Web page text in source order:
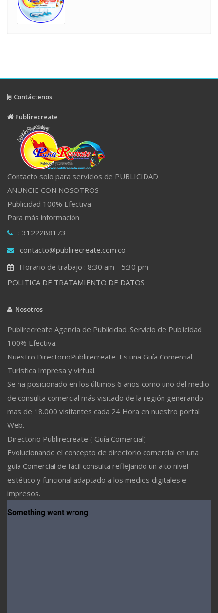
Contáctenos
Publirecreate
Contacto solo para servicios de PUBLICIDAD
ANUNCIE CON NOSOTROS
Publicidad 100% Efectiva
Para más información
: 3122288173
contacto@publirecreate.com.co
Horario de trabajo : 8:30 am - 5:30 pm
POLITICA DE TRATAMIENTO DE DATOS
Nosotros
Publirecreate Agencia de Publicidad .Servicio de Publicidad
100% Efectiva.
Nuestro DirectorioPublirecreate. Es una Guía Comercial -
Turistica Impresa y virtual.
Se ha posicionado en los últimos 6 años como uno del medio
de consulta comercial más visitado de la región generando
mas de 18.000 visitantes cada 24 Hora en nuestro portal
Web.
Directorio Publirecreate ( Guía Comercial)
Evolucionando el concepto de directorio comercial en una
guía Comercial de fácil consulta reflejando un alto nivel
estético y funcional adaptado a los medios digitales e
impresos.